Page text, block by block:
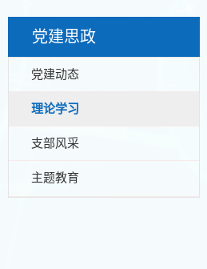
党建思政
党建动态
理论学习
支部风采
主题教育